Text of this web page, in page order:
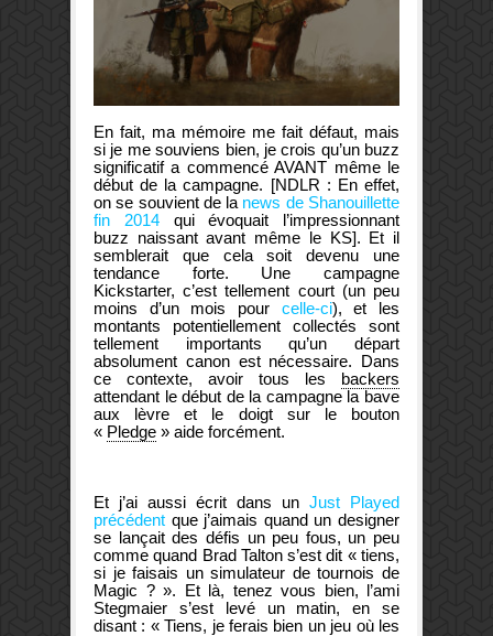
En fait, ma mémoire me fait défaut, mais
si je me souviens bien, je crois qu’un buzz
significatif a commencé AVANT même le
début de la campagne. [NDLR : En effet,
on se souvient de la news de Shanouillette
fin 2014qui évoquait l’impressionnant
buzz naissant avant même le KS]. Et il
semblerait que cela soit devenu une
tendance forte. Une campagne
Kickstarter, c’est tellement court (un peu
moins d’un mois pour celle-ci), et les
montants potentiellement collectés sont
tellement importants qu’un départ
absolument canon est nécessaire. Dans
ce contexte, avoir tous les
backers
attendant le début de la campagne la bave
aux lèvre et le doigt sur le bouton
« Pledge » aide forcément.
Et j’ai aussi écrit dans un Just Played
précédent que j’aimais quand un designer
se lançait des défis un peu fous, un peu
comme quand Brad Talton s’est dit « tiens,
si je faisais un simulateur de tournois de
Magic ? ». Et là, tenez vous bien, l’ami
Stegmaier s’est levé un matin, en se
disant : « Tiens, je ferais bien un jeu où les